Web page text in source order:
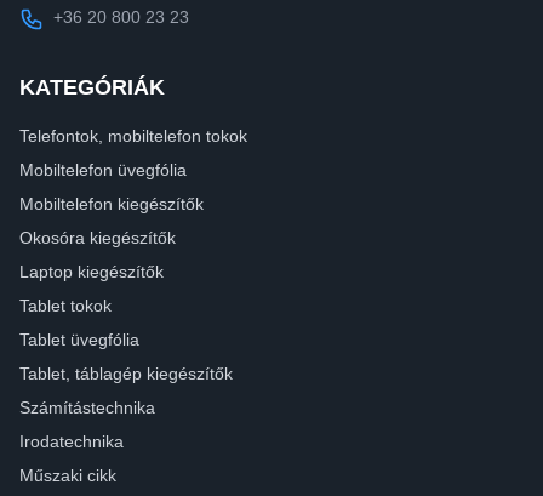
+36 20 800 23 23
KATEGÓRIÁK
Telefontok, mobiltelefon tokok
Mobiltelefon üvegfólia
Mobiltelefon kiegészítők
Okosóra kiegészítők
Laptop kiegészítők
Tablet tokok
Tablet üvegfólia
Tablet, táblagép kiegészítők
Számítástechnika
Irodatechnika
Műszaki cikk